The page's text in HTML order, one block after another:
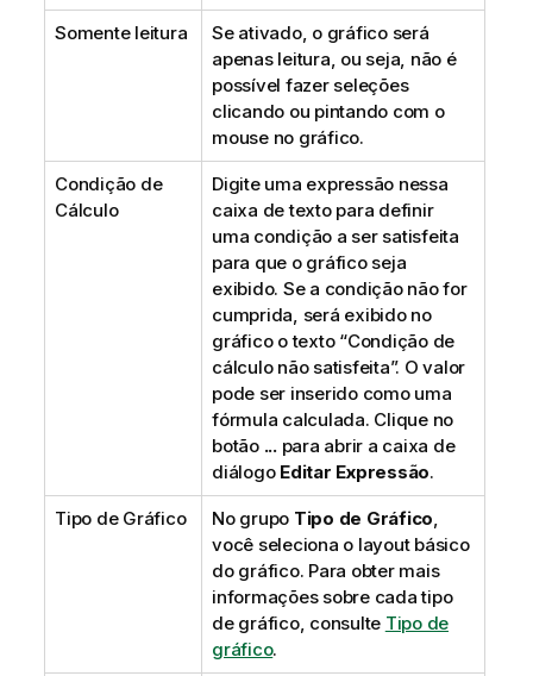
Somente leitura
Se ativado, o gráfico será
apenas leitura, ou seja, não é
possível fazer seleções
clicando ou pintando com o
mouse no gráfico.
Condição de
Cálculo
Digite uma expressão nessa
caixa de texto para definir
uma condição a ser satisfeita
para que o gráfico seja
exibido. Se a condição não for
cumprida, será exibido no
gráfico o texto “Condição de
cálculo não satisfeita”. O valor
pode ser inserido como uma
fórmula calculada. Clique no
botão ...para abrir a caixa de
diálogo Editar Expressão.
Tipo de Gráfico No grupo Tipo de Gráfico,
você seleciona o layout básico
do gráfico. Para obter mais
informações sobre cada tipo
de gráfico, consulte Tipo de
gráfico.